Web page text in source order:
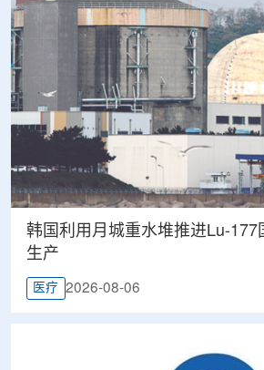
韩国利用月城重水堆推进Lu-177
生产
医疗 2026-08-06